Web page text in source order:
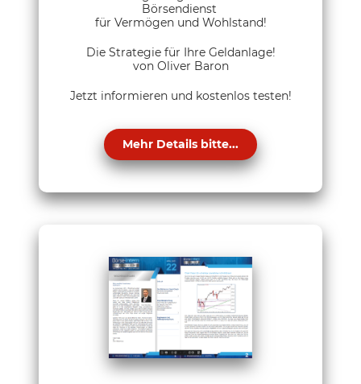
Börsendienst
für Vermögen und Wohlstand!
Die Strategie für Ihre Geldanlage!
von Oliver Baron
Jetzt informieren und kostenlos testen!
Mehr Details bitte...